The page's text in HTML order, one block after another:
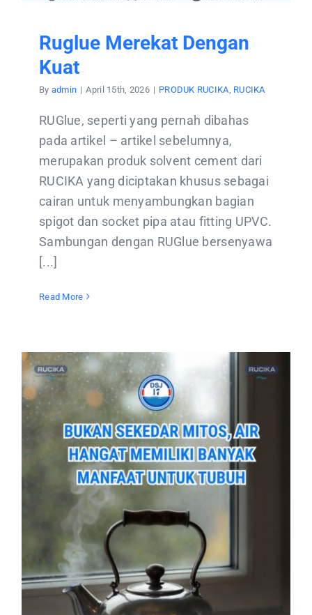
Ruglue Merekat Dengan
Kuat
By admin | April 15th, 2026 | PRODUK RUCIKA RUCIKA
RUGlue, seperti yang pernah dibahas
pada artikel – artikel sebelumnya,
merupakan produk solvent cement dari
RUCIKA yang diciptakan khusus sebagai
cairan untuk menyambungkan bagian
spigot dan socket pipa atau fitting UPVC.
Sambungan dengan RUGlue bersenyawa
[...]
Read More